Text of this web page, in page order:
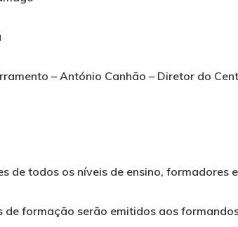
–António Canhão – Diretor do
de todos os níveis de ensino, formadores
formação serão emitidos aos